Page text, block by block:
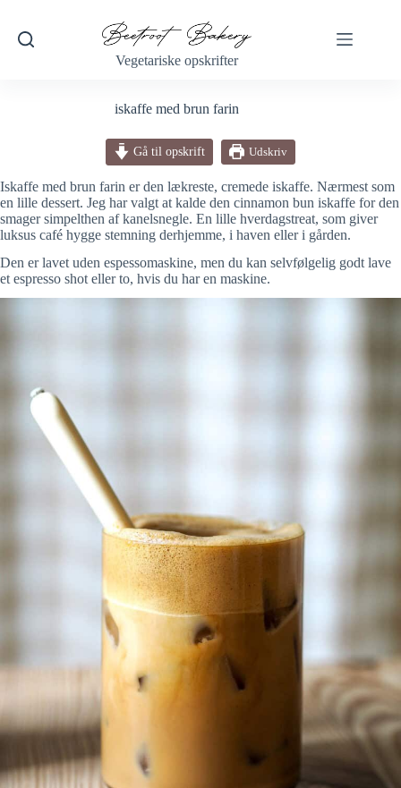
indhold
Vegetariske opskrifter
iskaffe med brun farin
Gå til opskrift Udskriv
Iskaffe med brun farin er den lækreste, cremede iskaffe. Nærmest som
en lille dessert. Jeg har valgt at kalde den cinnamon bun iskaffe for den
smager simpelthen af kanelsnegle. En lille hverdagstreat, som giver
luksus café hygge stemning derhjemme, i haven eller i gården.
Den er lavet uden espessomaskine, men du kan selvfølgelig godt lave
et espresso shot eller to, hvis du har en maskine.